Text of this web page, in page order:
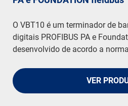
O VBT10 é um terminador de
digitais PROFIBUS PA e
desenvolvido de acordo a
VER